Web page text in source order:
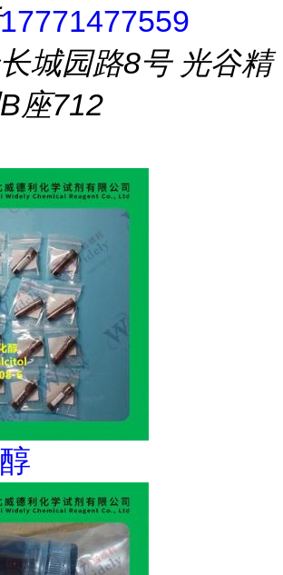
17771477559
长城园路8号 光谷精
座712